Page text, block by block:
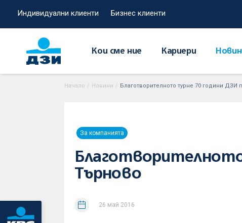
Индивидуални клиенти Бизнес клиенти
Кои сме ние Кариери
Начало / Новини / Благотворителното турне 70 години ДЗИ
За компанията
Търново
26 май 2016